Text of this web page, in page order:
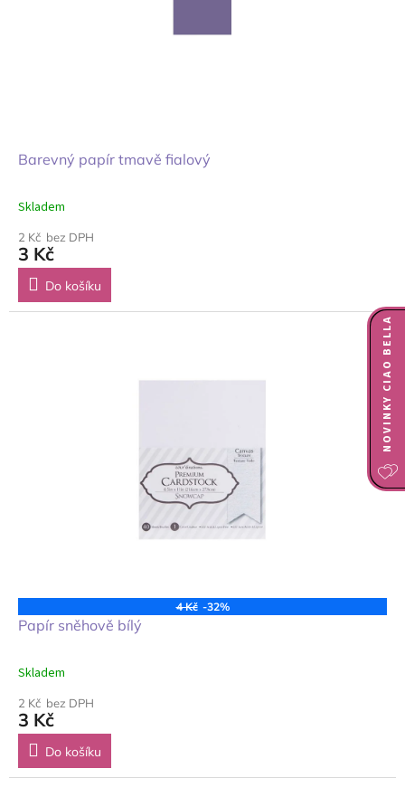
Barevný papír tmavě fialový
Skladem
2 Kč bez DPH
3 Kč
Do košíku
4 Kč -32%
Papír sněhově bílý
Skladem
2 Kč bez DPH
3 Kč
Do košíku
NOVINKY CIAO BELLA